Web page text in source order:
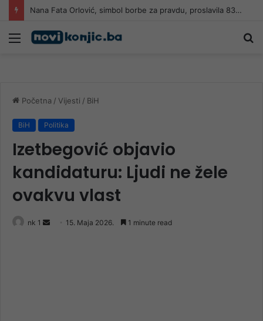
Nana Fata Orlović, simbol borbe za pravdu, proslavila 83. rođendan
Meni
Početna / Vijesti / BiH
BiH Politika
Izetbegović objavio
kandidaturu: Ljudi ne žele
ovakvu vlast
nk 1
Send 15. Maja 2026. 1 minute read